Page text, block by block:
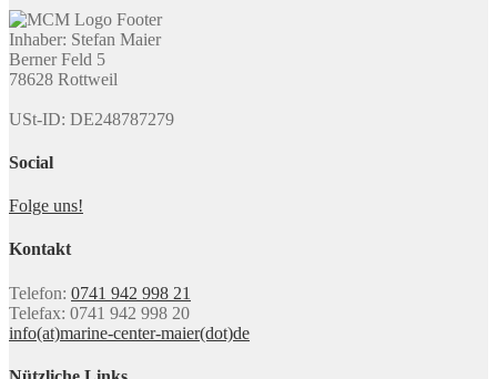
Inhaber: Stefan Maier
Berner Feld 5
78628 Rottweil
USt-ID: DE248787279
Social
Folge uns!
Kontakt
Telefon: 0741 942 998 21
Telefax: 0741 942 998 20
info(at)marine-center-maier(dot)de